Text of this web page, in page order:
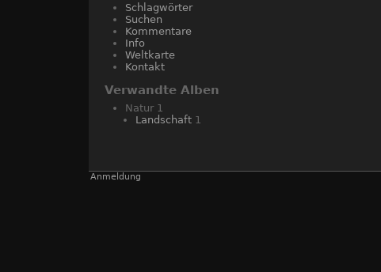
Schlagwörter
Suchen
Kommentare
Info
Weltkarte
Kontakt
Verwandte Alben
Natur 1
Landschaft 1
Anmeldung